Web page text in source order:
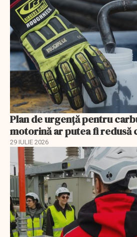
Plan de urgență pentru
motorină ar putea fi redusă
29 IULIE 2026
EXCLUSIV